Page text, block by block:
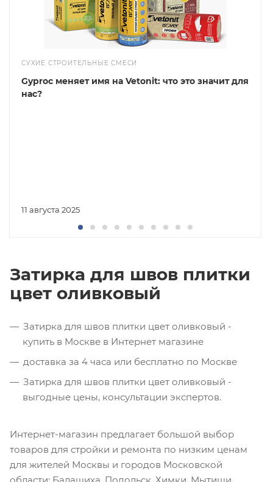
СУХИЕ СТРОИТЕЛЬНЫЕ СМЕСИ
11 августа 2025
Gyproc меняет имя на Vetonit: что это значит для
нас?
Затирка для швов плитки
цвет оливковый
Затирка для швов плитки цвет оливковый -
купить в Москве в Интернет магазине
доставка за 4 часа или бесплатно по Москве
Затирка для швов плитки цвет оливковый -
выгодные цены, консультации экспертов.
Интернет-магазин предлагает большой выбор
товаров для стройки и ремонта по низким ценам
для жителей Москвы и городов Московской